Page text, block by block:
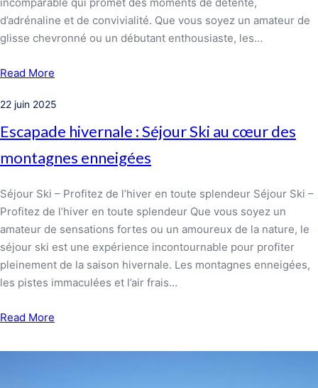
incomparable qui promet des moments de détente,
d’adrénaline et de convivialité. Que vous soyez un amateur de
glisse chevronné ou un débutant enthousiaste, les…
Read More
22 juin 2025
Escapade hivernale : Séjour Ski au cœur des
montagnes enneigées
Séjour Ski – Profitez de l’hiver en toute splendeur Séjour Ski –
Profitez de l’hiver en toute splendeur Que vous soyez un
amateur de sensations fortes ou un amoureux de la nature, le
séjour ski est une expérience incontournable pour profiter
pleinement de la saison hivernale. Les montagnes enneigées,
les pistes immaculées et l’air frais…
Read More